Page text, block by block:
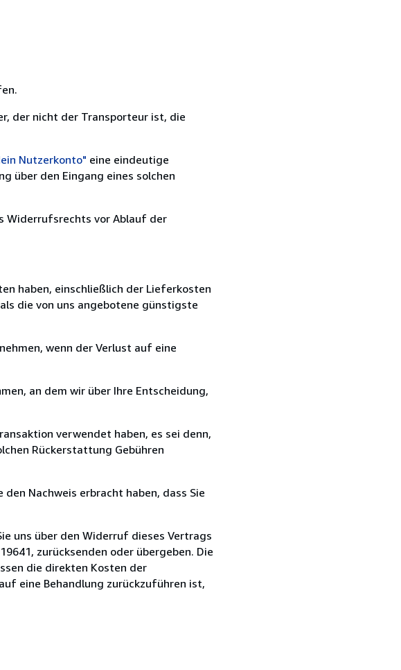
der nicht der Transporteur ist, die
Nutzerkonto" eine eindeutige
über den Eingang eines solchen
Widerrufsrechts vor Ablauf der
haben, einschließlich der Lieferkosten
die von uns angebotene günstigste
wenn der Verlust auf eine
an dem wir über Ihre Entscheidung,
verwendet haben, es sei denn,
Rückerstattung Gebühren
Nachweis erbracht haben, dass Sie
uns über den Widerruf dieses Vertrags
zurücksenden oder übergeben. Die
die direkten Kosten der
eine Behandlung zurückzuführen ist,